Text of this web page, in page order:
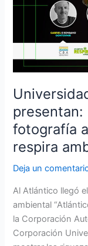
fotografía
respira
Deja un
Al Atlántico llegó
ambiental
la Corporación
Corporación
presentan:
concurso
de
fotografía
ambiental
“Atlántico
respira
ambiente
2021